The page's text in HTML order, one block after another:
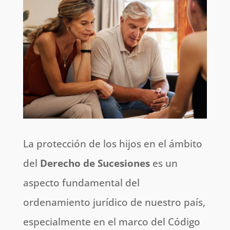
La protección de los hijos en el ámbito
del Derecho de Sucesioneses un
aspecto fundamental del
ordenamiento jurídico de nuestro país,
especialmente en el marco del Código